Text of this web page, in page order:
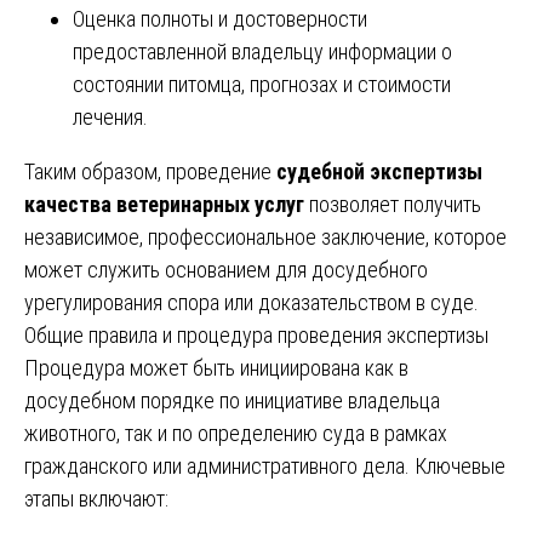
Оценка полноты и достоверности
предоставленной владельцу информации о
состоянии питомца, прогнозах и стоимости
лечения.
Таким образом, проведение судебной экспертизы
качества ветеринарных услуг позволяет получить
независимое, профессиональное заключение, которое
может служить основанием для досудебного
урегулирования спора или доказательством в суде.
Общие правила и процедура проведения экспертизы
Процедура может быть инициирована как в
досудебном порядке по инициативе владельца
животного, так и по определению суда в рамках
гражданского или административного дела. Ключевые
этапы включают: